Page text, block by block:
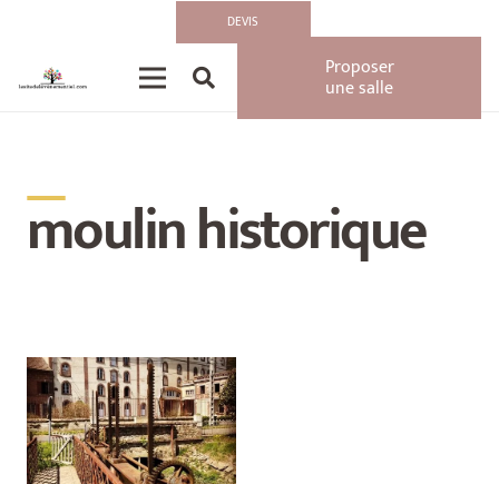
DEVIS
Proposer
une salle
__
moulin historique